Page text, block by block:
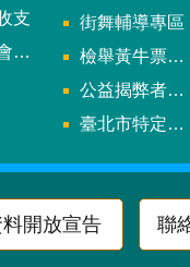
支
街舞輔導專區
檢舉黃牛票專區
公益揭弊者保護法專區
臺北市特定族群體適能指導證照參考名單申請認可計畫
開放宣告 聯